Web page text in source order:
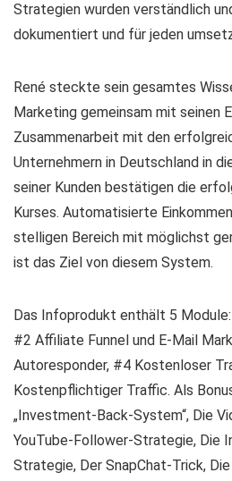
Strategien wurden verständlich
dokumentiert und für jeden
René steckte sein gesamtes
Marketing gemeinsam mit seinen
Zusammenarbeit mit den
Unternehmern in Deutschland in
seiner Kunden bestätigen die
Kurses. Automatisierte
stelligen Bereich mit möglichst
ist das Ziel von diesem System.
Das Infoprodukt enthält 5
#2 Affiliate Funnel und E-Mail
Autoresponder, #4 Kostenloser
Kostenpflichtiger Traffic. Als
„Investment-Back-System“, Die
YouTube-Follower-Strategie, Die
Strategie, Der SnapChat-Trick, Die